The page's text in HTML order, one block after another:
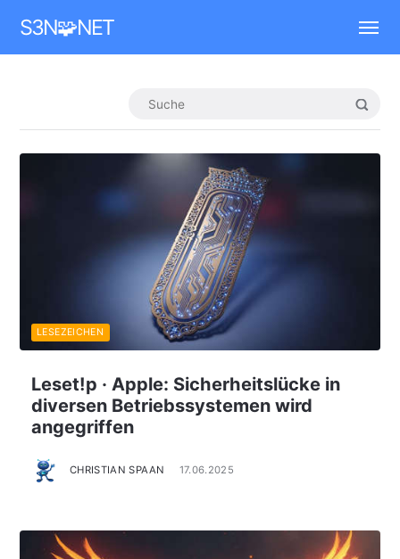
S3N🧩NET
Leset!p · Apple: Sicherheitslücke in
diversen Betriebssystemen wird
angegriffen
CHRISTIAN SPAAN 17.06.2025
LESEZEICHEN